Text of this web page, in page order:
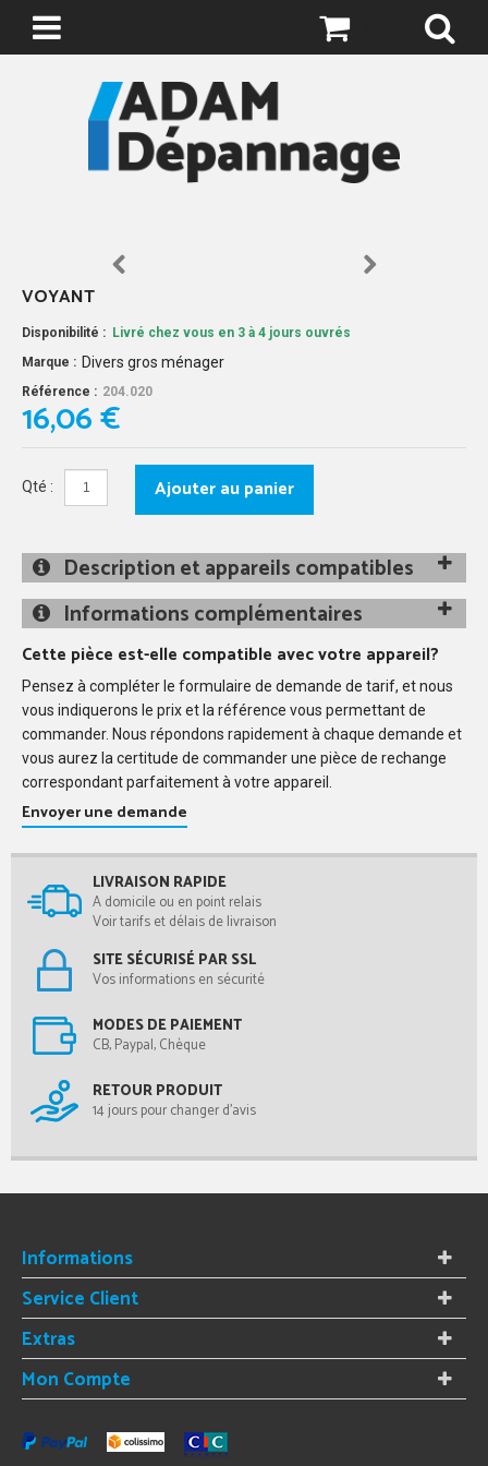
VOYANT
Disponibilité :
Livré chez vous en 3 à 4 jours ouvrés
Marque : Divers gros ménager
Référence : 204.020
16,06 €
Qté : Ajouter au panier
Description et appareils compatibles
Informations complémentaires
Cette pièce est-elle compatible avec votre appareil?
Pensez à compléter le formulaire de demande de tarif, et nous
vous indiquerons le prix et la référence vous permettant de
commander. Nous répondons rapidement à chaque demande et
vous aurez la certitude de commander une pièce de rechange
correspondant parfaitement à votre appareil.
Envoyer une demande
LIVRAISON RAPIDE
A domicile ou en point relais
Voir tarifs et délais de livraison
SITE SÉCURISÉ PAR SSL
Vos informations en sécurité
MODES DE PAIEMENT
CB, Paypal, Chèque
RETOUR PRODUIT
14 jours pour changer d'avis
Informations
Service Client
Extras
Mon Compte